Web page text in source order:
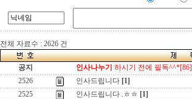
전체 자료수 : 2626 건
공지 인사나누기 하시기 전에 필독^^*[86]
2526
인사드립니다 [1]
2525
인사드립니다 .ㅎㅎ [1]